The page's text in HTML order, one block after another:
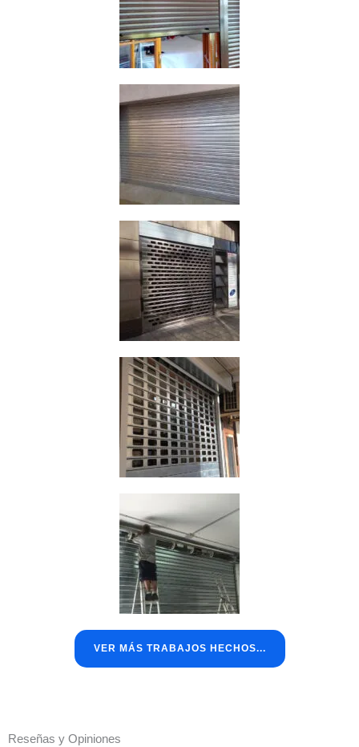
VER MÁS TRABAJOS HECHOS...
Reseñas y Opiniones